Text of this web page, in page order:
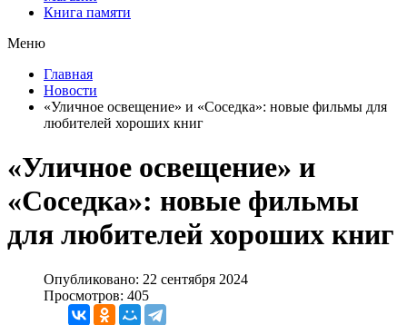
Книга памяти
Меню
Главная
Новости
«Уличное освещение» и «Соседка»: новые фильмы для
любителей хороших книг
«Уличное освещение» и
«Соседка»: новые фильмы
для любителей хороших книг
Опубликовано: 22 сентября 2024
Просмотров: 405